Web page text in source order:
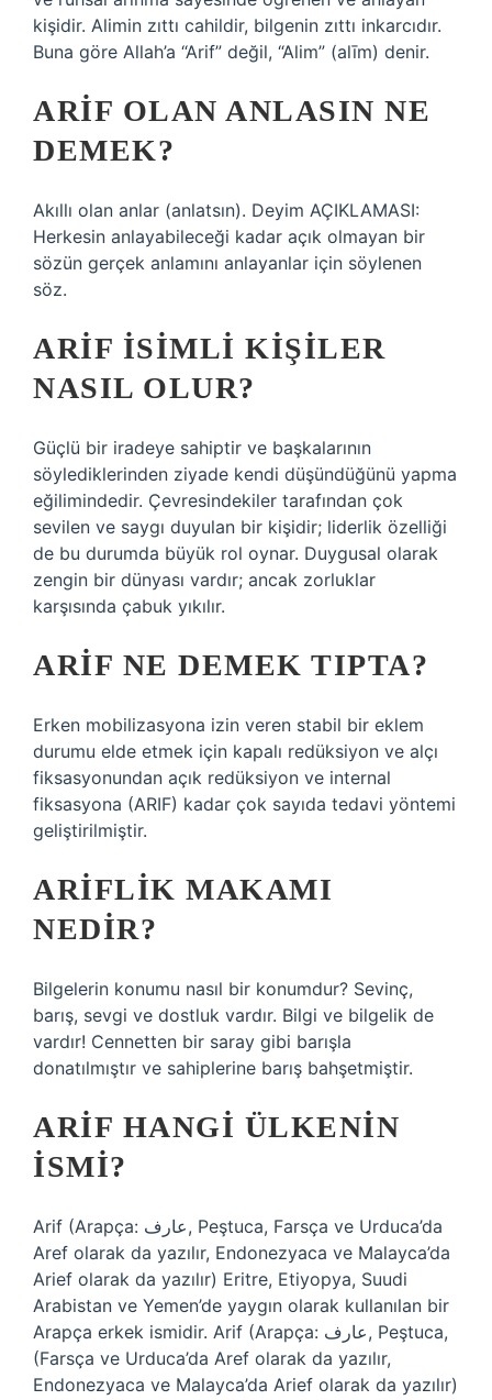
kişidir. Alimin zıttı cahildir, bilgenin zıttı inkarcıdır.
Buna göre Allah’a “Arif” değil, “Alim” (alīm) denir.
ARIF OLAN ANLASIN NE
DEMEK?
Akıllı olan anlar (anlatsın). Deyim AÇIKLAMASI:
Herkesin anlayabileceği kadar açık olmayan bir
sözün gerçek anlamını anlayanlar için söylenen
söz.
ARIF ISIMLI KIŞILER
NASIL OLUR?
Güçlü bir iradeye sahiptir ve başkalarının
söylediklerinden ziyade kendi düşündüğünü yapma
eğilimindedir. Çevresindekiler tarafından çok
sevilen ve saygı duyulan bir kişidir; liderlik özelliği
de bu durumda büyük rol oynar. Duygusal olarak
zengin bir dünyası vardır; ancak zorluklar
karşısında çabuk yıkılır.
ARIF NE DEMEK TIPTA?
Erken mobilizasyona izin veren stabil bir eklem
durumu elde etmek için kapalı redüksiyon ve alçı
fiksasyonundan açık redüksiyon ve internal
fiksasyona (ARIF) kadar çok sayıda tedavi yöntemi
geliştirilmiştir.
ARIFLIK MAKAMI
NEDIR?
Bilgelerin konumu nasıl bir konumdur? Sevinç,
barış, sevgi ve dostluk vardır. Bilgi ve bilgelik de
vardır! Cennetten bir saray gibi barışla
donatılmıştır ve sahiplerine barış bahşetmiştir.
ARIF HANGI ÜLKENIN
ISMI?
Arif (Arapça: عارف‎, Peştuca, Farsça ve Urduca’da
Aref olarak da yazılır, Endonezyaca ve Malayca’da
Arief olarak da yazılır) Eritre, Etiyopya, Suudi
Arabistan ve Yemen’de yaygın olarak kullanılan bir
Arapça erkek ismidir. Arif (Arapça: عارف‎, Peştuca,
(Farsça ve Urduca’da Aref olarak da yazılır,
Endonezyaca ve Malayca’da Arief olarak da yazılır)